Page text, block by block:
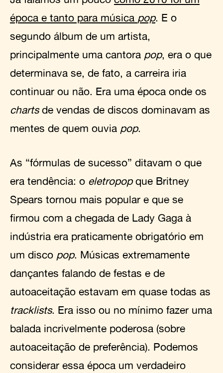
época e tanto para música pop. E o
segundo álbum de um artista,
principalmente uma cantora pop, era o que
determinava se, de fato, a carreira iria
continuar ou não. Era uma época onde os
chartsde vendas de discos dominavam as
mentes de quem ouvia pop.
As “fórmulas de sucesso” ditavam o que
era tendência: o eletropopque Britney
Spears tornou mais popular e que se
firmou com a chegada de Lady Gaga à
indústria era praticamente obrigatório em
um disco pop. Músicas extremamente
dançantes falando de festas e de
autoaceitação estavam em quase todas as
tracklists. Era isso ou no mínimo fazer uma
balada incrivelmente poderosa (sobre
autoaceitação de preferência). Podemos
considerar essa época um verdadeiro